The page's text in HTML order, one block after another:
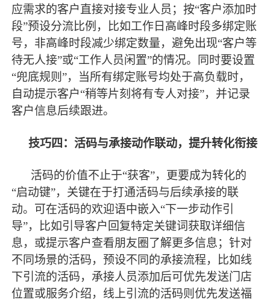
应需求的客户直接对接专业人员；按“客户添加时
段”预设分流比例，比如工作日高峰时段多绑定账
号，非高峰时段减少绑定数量，避免出现“客户等
待无人接”或“工作人员闲置”的情况。同时要设置
“兜底规则”，当所有绑定账号均处于高负载时，
自动提示客户“稍等片刻将有专人对接”，并记录
客户信息后续跟进。
技巧四：活码与承接动作联动，提升转化衔接
活码的价值不止于“获客”，更要成为转化的
“启动键”，关键在于打通活码与后续承接的联
动。可在活码的欢迎语中嵌入“下一步动作引
导”，比如引导客户回复特定关键词获取详细信
息，或提示客户查看朋友圈了解更多信息；针对
不同场景的活码，预设不同的承接流程，比如线
下引流的活码，承接人员添加后可优先发送门店
位置或服务介绍，线上引流的活码则优先发送福